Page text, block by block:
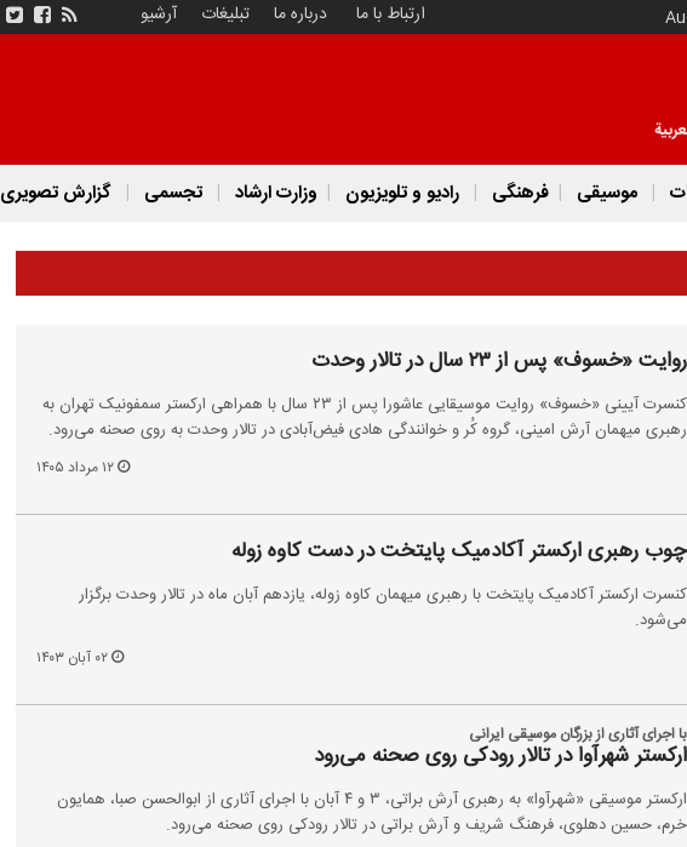
ارتباط با ما درباره ما تبلیغات آرشیو
موسیقی فرهنگی رادیو و تلویزیون وزارت ارشاد تجسمی گزارش تصویری
روایت «خسوف» پس از ۲۳ سال در تالار وحدت
کنسرت آیینی «خسوف» روایت موسیقایی عاشورا پس از ۲۳ سال با همراهی ارکستر سمفونیک تهران به
رهبری میهمان آرش امینی، گروه کُر و خوانندگی هادی فیض‌آبادی در تالار وحدت به روی صحنه می‌رود.
۱۲ مرداد ۱۴۰۵
چوب رهبری ارکستر آکادمیک پایتخت در دست کاوه زوله
کنسرت ارکستر آکادمیک پایتخت با رهبری میهمان کاوه زوله، یازدهم آبان ماه در تالار وحدت برگزار
می‌شود.
۰۲ آبان ۱۴۰۳
با اجرای آثاری از بزرگان موسیقی ایرانی
ارکستر شهرآوا در تالار رودکی روی صحنه می‌رود
ارکستر موسیقی «شهرآوا» به رهبری آرش براتی، ۳ و ۴ آبان با اجرای آثاری از ابوالحسن صبا، همایون
خرم، حسین دهلوی، فرهنگ شریف و آرش براتی در تالار رودکی روی صحنه می‌رود.